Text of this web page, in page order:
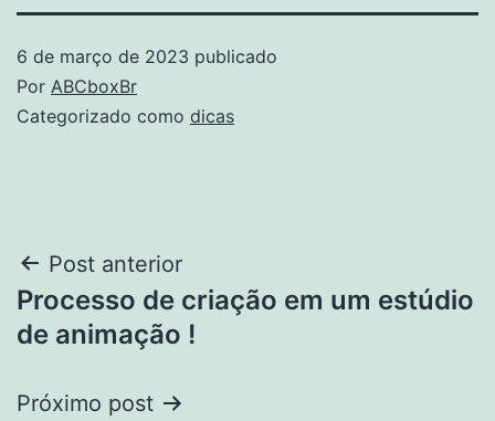
6 de março de 2023 publicado
Por ABCboxBr
Categorizado como dicas
Navegação
de
Post anterior
Processo de criação em um estúdio
de animação !
Próximo post